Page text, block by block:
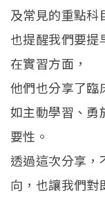
高中生專區
系友回娘家
檔案下載
English
及常見的重點科
也提醒我們要提
在實習方面，
他們也分享了臨
如主動學習、勇
要性。
透過這次分享，
向，也讓我們對